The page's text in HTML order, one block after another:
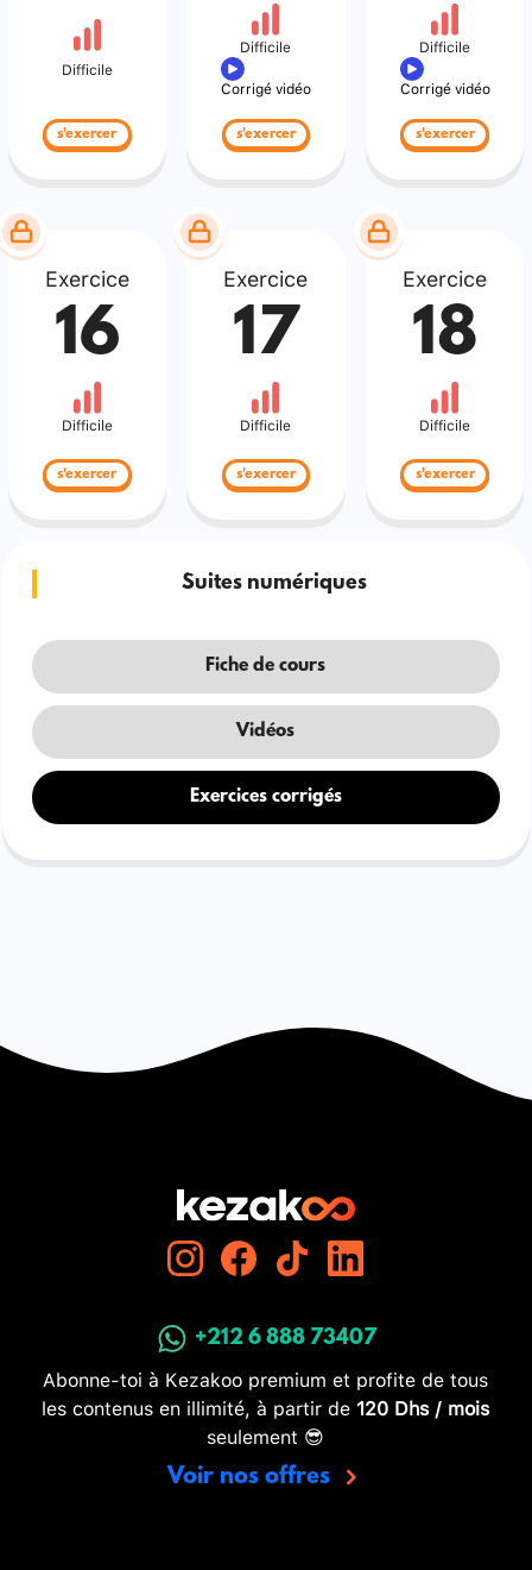
Difficile
s'exercer
Difficile
Corrigé vidéo
s'exercer
Difficile
Corrigé vidéo
s'exercer
Exercice
16
Difficile
s'exercer
Exercice
17
Difficile
s'exercer
Exercice
18
Difficile
s'exercer
Suites numériques
Fiche de cours
Vidéos
Exercices corrigés
+212 6 888 73407
Abonne-toi à Kezakoo premium et profite de tous
les contenus en illimité, à partir de 120 Dhs / mois
seulement 😎
Voir nos offres